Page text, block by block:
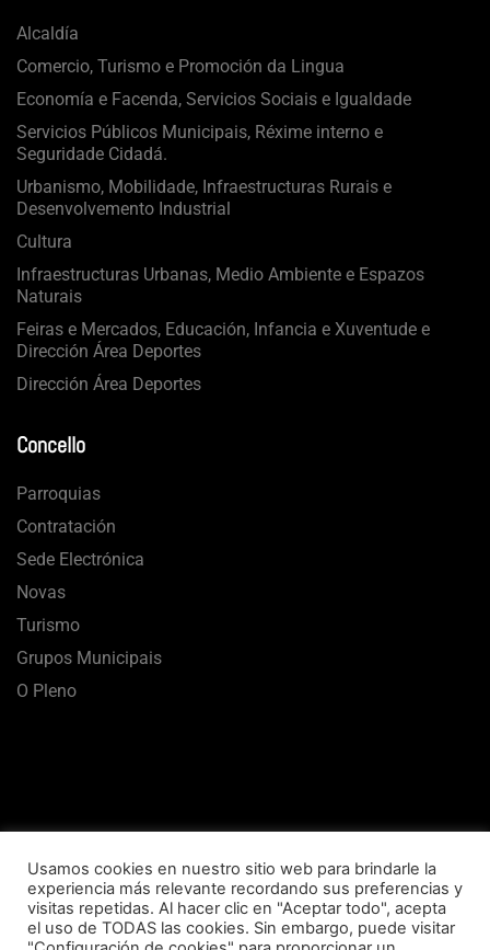
Alcaldía
Comercio, Turismo e Promoción da Lingua
Economía e Facenda, Servicios Sociais e Igualdade
Servicios Públicos Municipais, Réxime interno e
Seguridade Cidadá.
Urbanismo, Mobilidade, Infraestructuras Rurais e
Desenvolvemento Industrial
Cultura
Infraestructuras Urbanas, Medio Ambiente e Espazos
Naturais
Feiras e Mercados, Educación, Infancia e Xuventude e
Dirección Área Deportes
Dirección Área Deportes
Concello
Parroquias
Contratación
Sede Electrónica
Novas
Turismo
Grupos Municipais
O Pleno
Aviso Legal Termos de usoPolítica de Privacidade
Usamos cookies en nuestro sitio web para brindarle la
experiencia más relevante recordando sus preferencias y
visitas repetidas. Al hacer clic en "Aceptar todo", acepta
el uso de TODAS las cookies. Sin embargo, puede visitar